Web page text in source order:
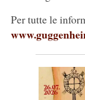
Per tutte le